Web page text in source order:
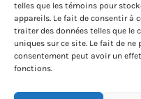
telles que les témoins pour
appareils. Le fait de consentir à
traiter des données telles que le
uniques sur ce site. Le fait de
consentement peut avoir un
fonctions.
Protection des